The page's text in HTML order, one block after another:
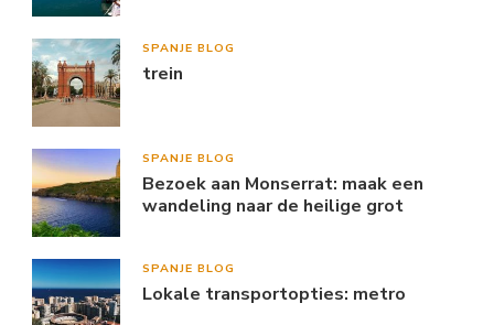
SPANJE BLOG
trein
SPANJE BLOG
Bezoek aan Monserrat: maak een
wandeling naar de heilige grot
SPANJE BLOG
Lokale transportopties: metro